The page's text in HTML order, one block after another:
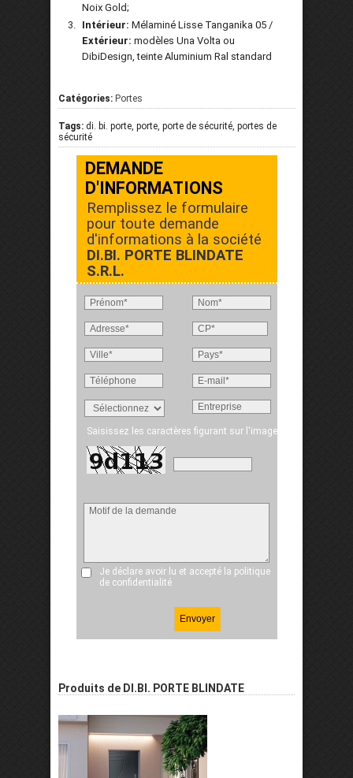
Noix Gold;
Intérieur: Mélaminé Lisse Tanganika 05 /
Extérieur: modèles Una Volta ou
DibiDesign, teinte Aluminium Ral standard
Catégories: Portes
Tags: di. bi. porte, porte, porte de sécurité, portes de
sécurité
DEMANDE
D'INFORMATIONS
Remplissez le formulaire
pour toute demande
d'informations à la société
DI.BI. PORTE BLINDATE
S.R.L.
Saisissez les caractères figurant sur l'image
Je déclare avoir lu et accepté la politique
de confidentialité
Produits de DI.BI. PORTE BLINDATE